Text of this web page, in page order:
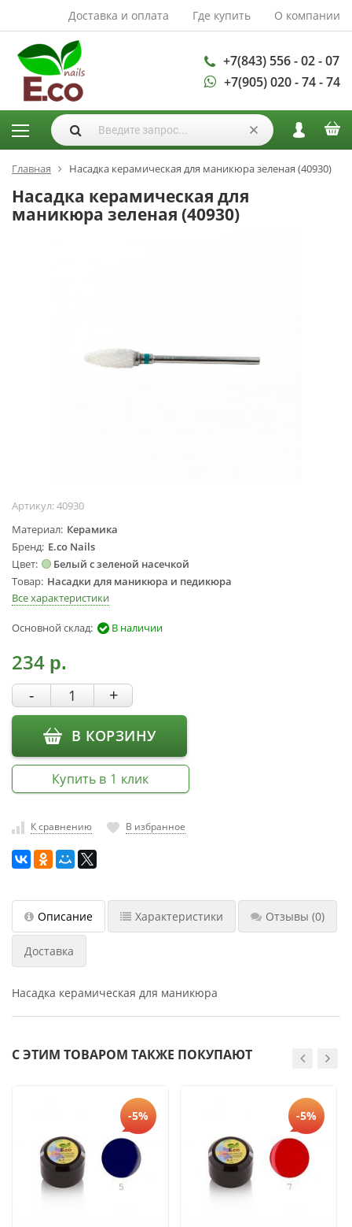
Доставка и оплата Где купить О компании
+7(843) 556 - 02 - 07
+7(905) 020 - 74 - 74
АКСЕССУАРЫ И
РАСХОДНЫЕ
МАТЕРИАЛЫ
Аксессуары
Запасные
лампы
Кисти
Одноразовая
Пилки
Жидкости для
Аппараты для
маникюра и
педикюра
Инструменты
Лампа-лупа
Стерилизаторы
УЗ-ванны
Фрезы и
Хранение
инструмента
РАСПРОДАЖА
Главная Насадка керамическая для маникюра зеленая (40930)
Насадка керамическая для
маникюра зеленая (40930)
Артикул:40930
Материал Керамика
Бренд E.co Nails
Цвет
Белый с зеленой насечкой
Товар Насадки для маникюра и педикюра
Все характеристики
Основной склад: В наличии
234 р.
- +
В КОРЗИНУ
Купить в 1 клик
К сравнению В избранное
Описание Характеристики Отзывы (0)
Доставка
Насадка керамическая для маникюра
С ЭТИМ ТОВАРОМ ТАКЖЕ ПОКУПАЮТ
-5% -5%